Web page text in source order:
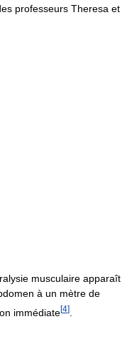
professeurs Theresa et
musculaire apparaît
à un mètre de
immédiate[4]